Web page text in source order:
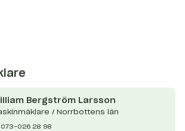
Bergström Larsson
/ Norrbottens län
073-026 28 98